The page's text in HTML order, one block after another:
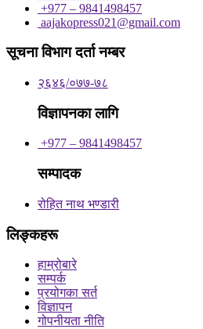
+977 – 9841498457
aajakopress021@gmail.com
सूचना विभाग दर्ता नम्बर
२६४६/०७७-७८
विज्ञापनका लागि
+977 – 9841498457
सम्पादक
रोहित नाथ भण्डारी
लिङ्कहरू
हाम्रोबारे
सम्पर्क
प्रयोगका सर्त
विज्ञापन
गोपनीयता नीति